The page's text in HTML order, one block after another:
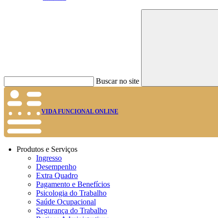
Buscar no site
VIDA FUNCIONAL ONLINE
Produtos e Serviços
Ingresso
Desempenho
Extra Quadro
Pagamento e Benefícios
Psicologia do Trabalho
Saúde Ocupacional
Segurança do Trabalho